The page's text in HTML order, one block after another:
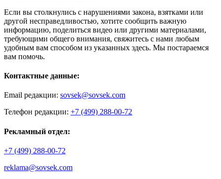
Если вы столкнулись с нарушениями закона, взятками или
другой несправедливостью, хотите сообщить важную
информацию, поделиться видео или другими материалами,
требующими общего внимания, свяжитесь с нами любым
удобным вам способом из указанных здесь. Мы постараемся
вам помочь.
Контактные данные:
Email редакции: sovsek@sovsek.com
Телефон редакции: +7 (499) 288-00-72
Рекламный отдел:
+7 (499) 288-00-72
reklama@sovsek.com